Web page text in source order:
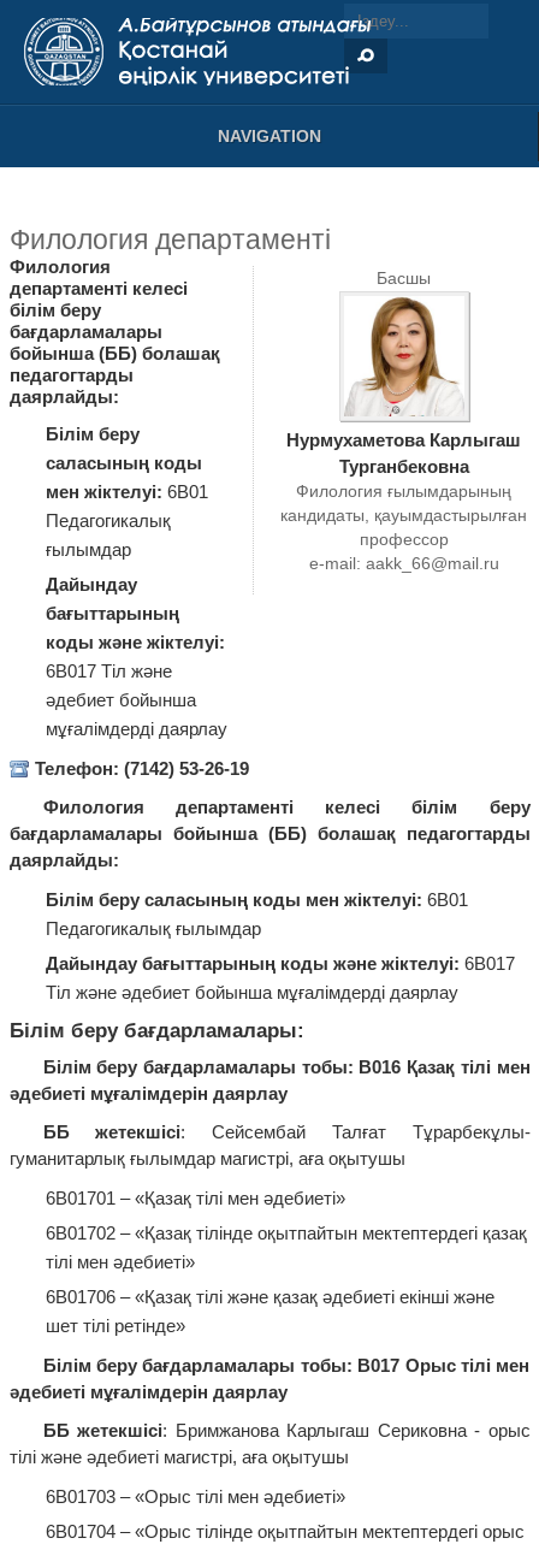
NAVIGATION
Филология департаменті
Басшы
Нурмухаметова Карлыгаш
Турганбековна
Филология ғылымдарының
кандидаты, қауымдастырылған
профессор
e-mail: aakk_66@mail.ru
Филология
департаменті келесі
білім беру
бағдарламалары
бойынша (ББ) болашақ
педагогтарды
даярлайды:
Білім беру
саласының коды
мен жіктелуі: 6В01
Педагогикалық
ғылымдар
Дайындау
бағыттарының
коды және жіктелуі:
6В017 Тіл және
әдебиет бойынша
мұғалімдерді даярлау
Телефон: (7142) 53-26-19
Филология департаменті келесі білім беру
бағдарламалары бойынша (ББ) болашақ педагогтарды
даярлайды:
Білім беру саласының коды мен жіктелуі: 6В01
Педагогикалық ғылымдар
Дайындау бағыттарының коды және жіктелуі: 6В017
Тіл және әдебиет бойынша мұғалімдерді даярлау
Білім беру бағдарламалары:
Білім беру бағдарламалары тобы: В016 Қазақ тілі мен
әдебиеті мұғалімдерін даярлау
ББ жетекшісі: Сейсембай Талғат Тұрарбекұлы-
гуманитарлық ғылымдар магистрі, аға оқытушы
6В01701 – «Қазақ тілі мен әдебиеті»
6В01702 – «Қазақ тілінде оқытпайтын мектептердегі қазақ
тілі мен әдебиеті»
6В01706 – «Қазақ тілі және қазақ әдебиеті екінші және
шет тілі ретінде»
Білім беру бағдарламалары тобы: В017 Орыс тілі мен
әдебиеті мұғалімдерін даярлау
ББ жетекшісі: Бримжанова Карлыгаш Сериковна - орыс
тілі және әдебиеті магистрі, аға оқытушы
6В01703 – «Орыс тілі мен әдебиеті»
6В01704 – «Орыс тілінде оқытпайтын мектептердегі орыс